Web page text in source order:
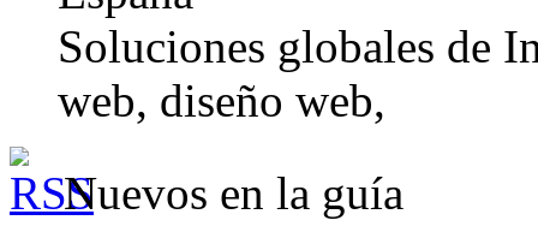
Soluciones globales de
web, diseño web,
Nuevos en la guía